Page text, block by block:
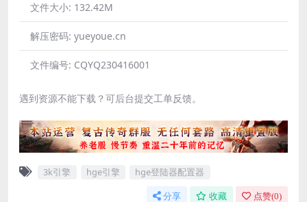
文件大小: 132.42M
解压密码: yueyoue.cn
文件编号: CQYQ230416001
遇到资源不能下载？可后台提交工单反馈。
3k引擎 hge引擎 hge登陆器配置器
分享 收藏 点赞(0)